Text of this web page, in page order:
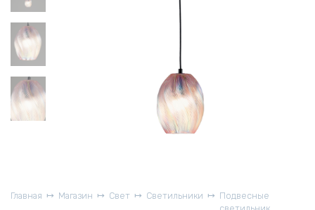
Главная Магазин Свет Светильники
Подвесные